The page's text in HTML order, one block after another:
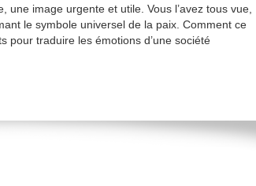
une image urgente et utile. Vous l’avez tous vue,
le symbole universel de la paix. Comment ce
pour traduire les émotions d’une société